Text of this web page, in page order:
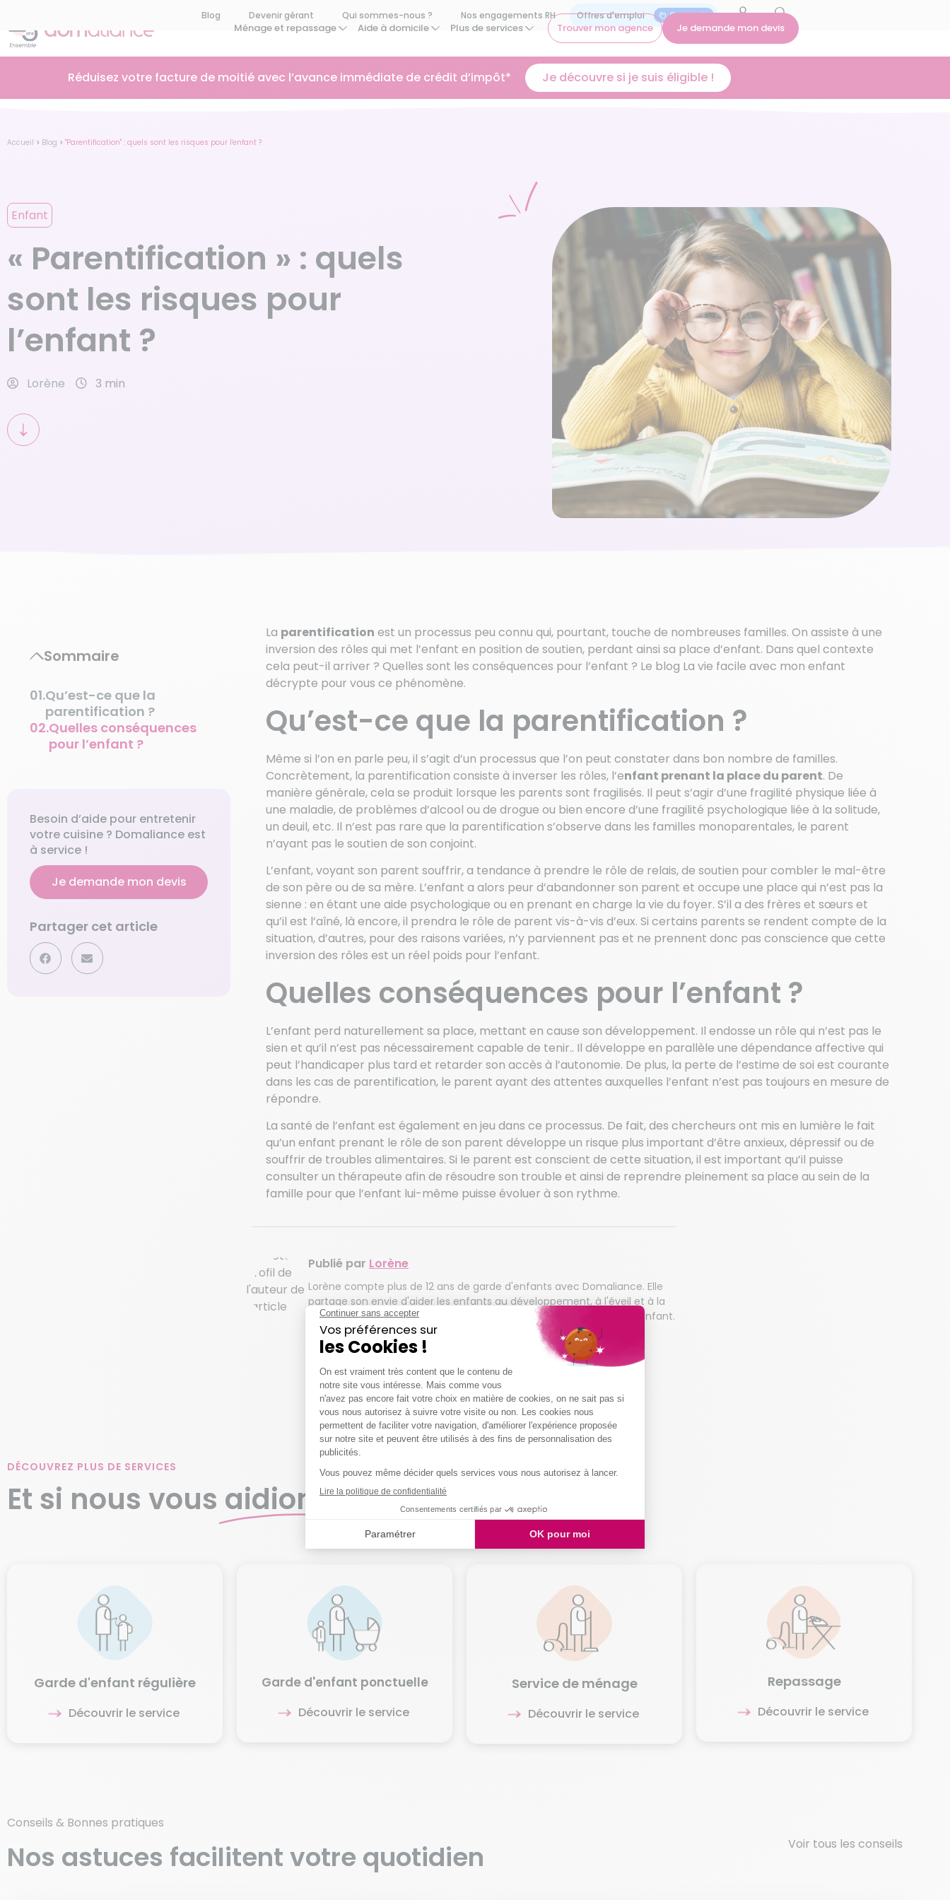
Blog Devenir gérant Qui sommes-nous ? Nos engagements RH On recrute
Ménage et repassage Aide à domicile Plus de services Trouver mon agence Je demande mon devis
Réduisez votre facture de moitié avec l’avance immédiate de crédit d’impôt* Je découvre si je suis éligible !
Accueil > Blog > "Parentification" : quels sont les risques pour l'enfant ?
Enfant
« Parentification » : quels
sont les risques pour
l’enfant ?
Lorène 3 min
Sommaire
Qu’est-ce que la
parentification ?
Quelles conséquences
pour l’enfant ?
Besoin d’aide pour entretenir
votre cuisine ? Domaliance est
à service !
Je demande mon devis
Partager cet article
La parentification est un processus peu connu qui, pourtant, touche de nombreuses familles. On assiste à une
inversion des rôles qui met l’enfant en position de soutien, perdant ainsi sa place d’enfant. Dans quel contexte
cela peut-il arriver ? Quelles sont les conséquences pour l’enfant ? Le blog La vie facile avec mon enfant
décrypte pour vous ce phénomène.
Qu’est-ce que la parentification ?
Même si l’on en parle peu, il s’agit d’un processus que l’on peut constater dans bon nombre de familles.
Concrètement, la parentification consiste à inverser les rôles, l’enfant prenant la place du parent. De
manière générale, cela se produit lorsque les parents sont fragilisés. Il peut s’agir d’une fragilité physique liée à
une maladie, de problèmes d’alcool ou de drogue ou bien encore d’une fragilité psychologique liée à la solitude,
un deuil, etc. Il n’est pas rare que la parentification s’observe dans les familles monoparentales, le parent
n’ayant pas le soutien de son conjoint.
L’enfant, voyant son parent souffrir, a tendance à prendre le rôle de relais, de soutien pour combler le mal-être
de son père ou de sa mère. L’enfant a alors peur d’abandonner son parent et occupe une place qui n’est pas la
sienne : en étant une aide psychologique ou en prenant en charge la vie du foyer. S’il a des frères et sœurs et
qu’il est l’aîné, là encore, il prendra le rôle de parent vis-à-vis d’eux. Si certains parents se rendent compte de la
situation, d’autres, pour des raisons variées, n’y parviennent pas et ne prennent donc pas conscience que cette
inversion des rôles est un réel poids pour l’enfant.
Quelles conséquences pour l’enfant ?
L’enfant perd naturellement sa place, mettant en cause son développement. Il endosse un rôle qui n’est pas le
sien et qu’il n’est pas nécessairement capable de tenir.. Il développe en parallèle une dépendance affective qui
peut l’handicaper plus tard et retarder son accès à l’autonomie. De plus, la perte de l’estime de soi est courante
dans les cas de parentification, le parent ayant des attentes auxquelles l’enfant n’est pas toujours en mesure de
répondre.
La santé de l’enfant est également en jeu dans ce processus. De fait, des chercheurs ont mis en lumière le fait
qu’un enfant prenant le rôle de son parent développe un risque plus important d’être anxieux, dépressif ou de
souffrir de troubles alimentaires. Si le parent est conscient de cette situation, il est important qu’il puisse
consulter un thérapeute afin de résoudre son trouble et ainsi de reprendre pleinement sa place au sein de la
famille pour que l’enfant lui-même puisse évoluer à son rythme.
Publié par Lorène
Lorène compte plus de 12 ans de garde d'enfants avec Domaliance. Elle
partage son envie d'aider les enfants au développement, à l'éveil et à la
curiosité en rédigeant de nombreux articles sur la thématique de l'enfant.
DÉCOUVREZ PLUS DE SERVICES
Et si nous vous aidionspour autre chose ?
Garde d'enfant régulière
Découvrir le service
Garde d'enfant ponctuelle
Découvrir le service
Service de ménage
Découvrir le service
Repassage
Découvrir le service
Conseils & Bonnes pratiques
Nos astuces facilitentvotre quotidien Voir tous les conseils